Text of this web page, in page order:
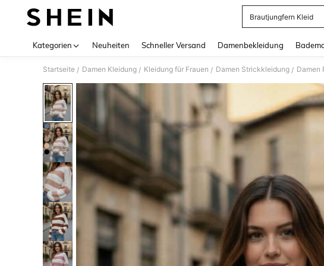
Brautjungfern Kleid
Kategorien Neuheiten Schneller Versand Damenbekleidung
Startseite / Damen Kleidung / Kleidung für Frauen / Damen Strickkleidung / Damen